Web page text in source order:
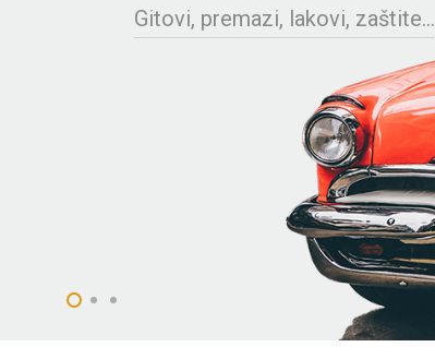
Gitovi, premazi, lakovi, zaštite...